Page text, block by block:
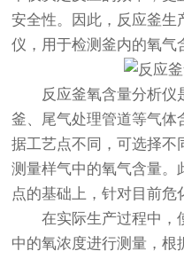
安全性。因此，反应釜生
仪 ，用于检测釜内的氧气
反应釜氧含量分析仪
釜、尾气处理管道等气体
据工艺点不同，可选择不
测量样气中的氧气含量。
点的基础上，针对目前危
在实际生产过程中，
中的氧浓度进行测量，